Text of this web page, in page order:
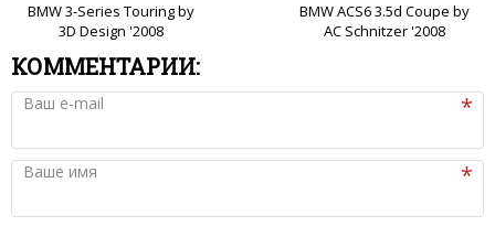
BMW 3-Series Touring by
3D Design '2008
BMW ACS6 3.5d Coupe by
AC Schnitzer '2008
КОММЕНТАРИИ:
Ваш e-mail
Ваше имя